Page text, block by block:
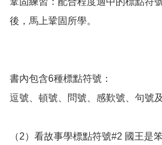
後，馬上鞏固所學。
書內包含6種標點符號：
逗號、頓號、問號、感歎號、句號及
（2）看故事學標點符號#2 國王是